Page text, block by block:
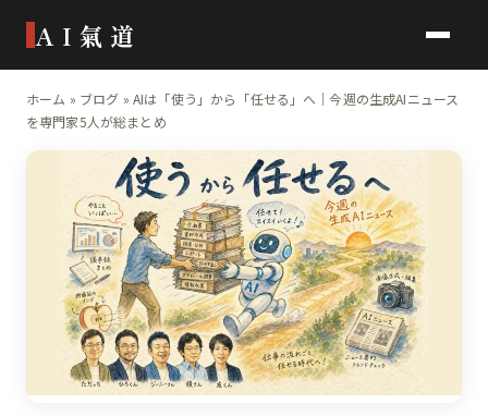
AI氣道
ホーム » ブログ » AIは「使う」から「任せる」へ｜今週の生成AIニュース
を専門家5人が総まとめ